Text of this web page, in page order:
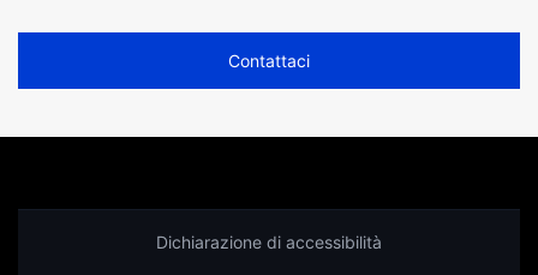
Contattaci
Dichiarazione di accessibilità